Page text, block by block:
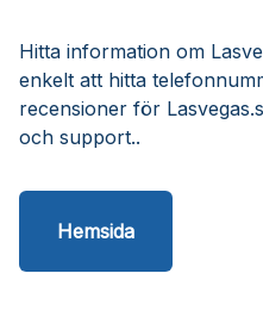
Hitta information om
enkelt att hitta
recensioner för
och support..
Hemsida